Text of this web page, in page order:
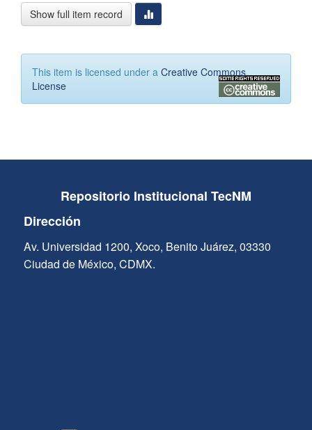
Show full item record
This item is licensed under a Creative Commons
License
Repositorio Institucional TecNM
Dirección
Av. Universidad 1200, Xoco, Benito Juárez, 03330
Ciudad de México, CDMX.